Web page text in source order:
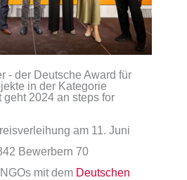
- der Deutsche Award für
in der Kategorie
2024 an steps for
am 11. Juni
Bewerbern 70
mit dem Deutschen